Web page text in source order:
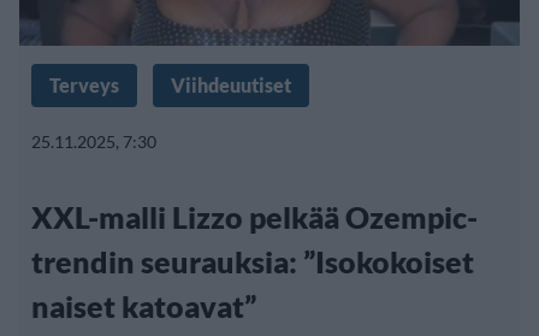
Terveys Viihdeuutiset
25.11.2025, 7:30
XXL-malli Lizzo pelkää Ozempic-
trendin seurauksia: ”Isokokoiset
naiset katoavat”